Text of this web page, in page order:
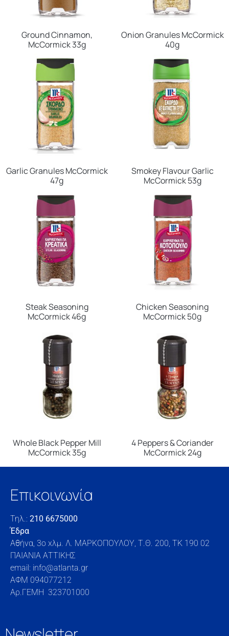
Ground Cinnamon,
McCormick 33g
Onion Granules McCormick
40g
Garlic Granules McCormick
47g
Smokey Flavour Garlic
McCormick 53g
Steak Seasoning
McCormick 46g
Chicken Seasoning
McCormick 50g
Whole Black Pepper Mill
McCormick 35g
4 Peppers & Coriander
McCormick 24g
Επικοινωνία
Τηλ.: 210 6675000
Έδρα
Αθήνα, 3o xλμ. Λ. ΜΑΡΚΟΠΟΥΛΟΥ, Τ.Θ. 200, TK 190 02
ΠΑΙΑΝΙΑ ΑΤΤΙΚΗΣ
email: info@atlanta.gr
ΑΦΜ 094077212
Αρ.ΓΕΜΗ 323701000